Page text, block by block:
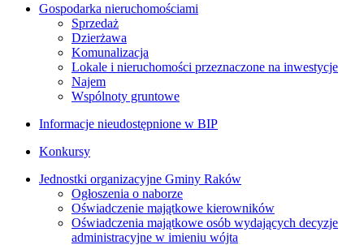
Gospodarka nieruchomościami
Sprzedaż
Dzierżawa
Komunalizacja
Lokale i nieruchomości przeznaczone na inwestycje
Najem
Wspólnoty gruntowe
Informacje nieudostępnione w BIP
Konkursy
Jednostki organizacyjne Gminy Raków
Ogłoszenia o naborze
Oświadczenie majątkowe kierowników
Oświadczenia majątkowe osób wydających decyzje
administracyjne w imieniu wójta